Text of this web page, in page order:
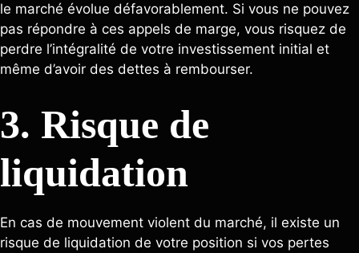
le marché évolue défavorablement. Si vous ne pouvez
pas répondre à ces appels de marge, vous risquez de
perdre l’intégralité de votre investissement initial et
même d’avoir des dettes à rembourser.
3. Risque de
liquidation
En cas de mouvement violent du marché, il existe un
risque de liquidation de votre position si vos pertes